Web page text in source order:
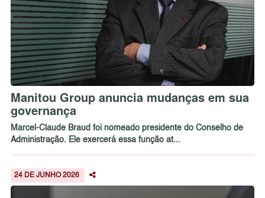
Manitou Group anuncia mudanças em sua
governança
Marcel-Claude Braud foi nomeado presidente do Conselho de
Administração. Ele exercerá essa função at...
24 DE JUNHO 2026